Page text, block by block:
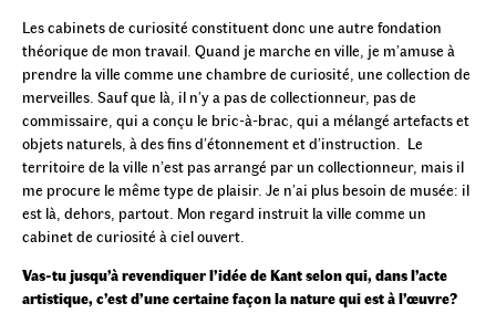
Les cabinets de curiosité constituent donc une autre fondation
théorique de mon travail. Quand je marche en ville, je m’amuse à
prendre la ville comme une chambre de curiosité, une collection de
merveilles. Sauf que là, il n’y a pas de collectionneur, pas de
commissaire, qui a conçu le bric-à-brac, qui a mélangé artefacts et
objets naturels, à des fins d’étonnement et d’instruction. Le
territoire de la ville n’est pas arrangé par un collectionneur, mais il
me procure le même type de plaisir. Je n’ai plus besoin de musée: il
est là, dehors, partout. Mon regard instruit la ville comme un
cabinet de curiosité à ciel ouvert.
Vas-tu jusqu’à revendiquer l’idée de Kant selon qui, dans l’acte
artistique, c’est d’une certaine façon la nature qui est à l’œuvre?